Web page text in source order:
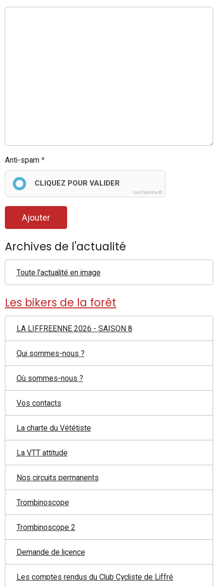
Anti-spam
CLIQUEZ POUR VALIDER
IconCaptcha ©
Ajouter
Archives de l'actualité
Toute l'actualité en image
Les bikers de la forêt
LA LIFFREENNE 2026 - SAISON 8
Qui sommes-nous ?
Où sommes-nous ?
Vos contacts
La charte du Vététiste
La VTT attitude
Nos circuits permanents
Trombinoscope
Trombinoscope 2
Demande de licence
Les comptes rendus du Club Cycliste de Liffré